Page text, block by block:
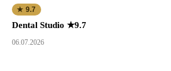
★ 9.7
Dental Studio ★9.7
06.07.2026